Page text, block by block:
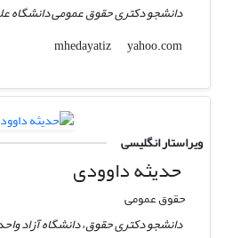
دانشجو دکتری حقوق عمومی دانشگاه
mhedayatiz
yahoo.com
ویراستار انگلیسی
حدیثه داوودی
حقوق عمومی
دانشجو دکتری حقوق، دانشگاه آزاد